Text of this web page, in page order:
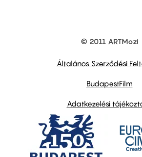
© 2011 ARTMozi
Általános Szerződési
BudapestFilm
Adatkezelési